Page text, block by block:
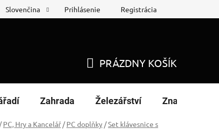
Nákup na splátky
Slovenčina Prihlásenie Registrácia
KOŠÍK
PRÁZDNY KOŠÍK
Zahrada Železářství Značky
/ PC, Hry a Kancelář / PC doplňky /Set klávesnice s